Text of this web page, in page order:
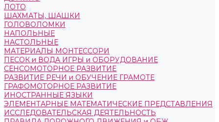
ЛОТО
ШАХМАТЫ, ШАШКИ
ГОЛОВОЛОМКИ
НАПОЛЬНЫЕ
НАСТОЛЬНЫЕ
МАТЕРИАЛЫ МОНТЕССОРИ
ПЕСОК и ВОДА ИГРЫ и ОБОРУДОВАНИЕ
СЕНСОМОТОРНОЕ РАЗВИТИЕ
РАЗВИТИЕ РЕЧИ и ОБУЧЕНИЕ ГРАМОТЕ
ГРАФОМОТОРНОЕ РАЗВИТИЕ
ИНОСТРАННЫЕ ЯЗЫКИ
ЭЛЕМЕНТАРНЫЕ МАТЕМАТИЧЕСКИЕ ПРЕДСТАВЛЕНИЯ
ИССЛЕДОВАТЕЛЬСКАЯ ДЕЯТЕЛЬНОСТЬ